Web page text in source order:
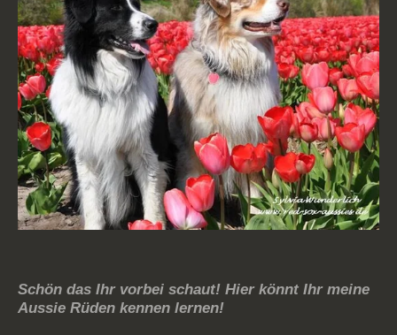
Schön das Ihr vorbei schaut! Hier könnt Ihr meine
Aussie Rüden kennen lernen!